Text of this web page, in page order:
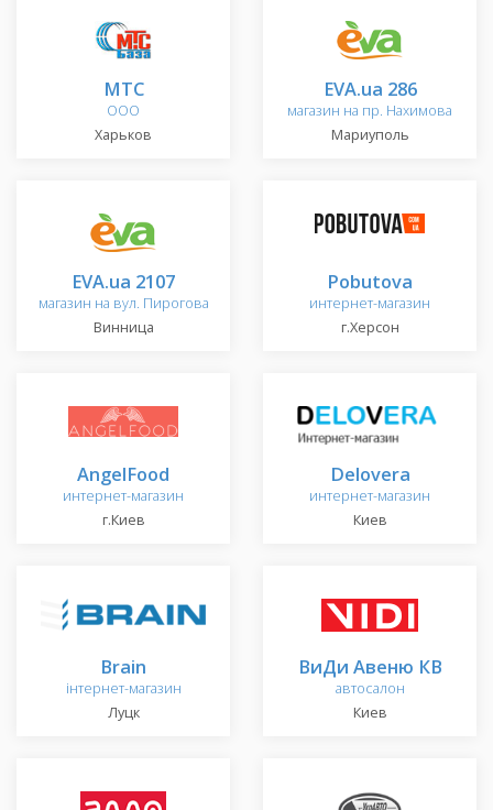
МТС
ООО
Харьков
EVA.ua 286
магазин на пр. Нахимова
Мариуполь
EVA.ua 2107
магазин на вул. Пирогова
Винница
Pobutova
интернет-магазин
г.Херсон
AngelFood
интернет-магазин
г.Киев
Delovera
интернет-магазин
Киев
Brain
інтернет-магазин
Луцк
ВиДи Авеню КВ
автосалон
Киев